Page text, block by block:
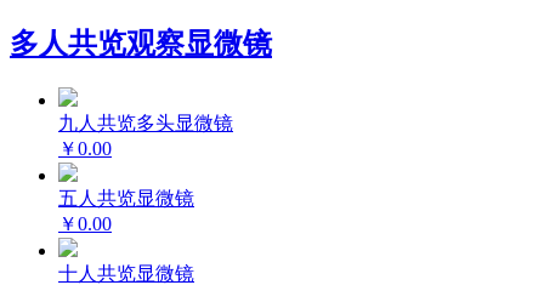
多人共览观察显微镜
九人共览多头显微镜
￥0.00
五人共览显微镜
￥0.00
十人共览显微镜